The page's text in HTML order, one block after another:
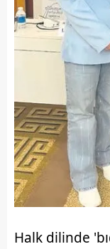
Halk dilinde